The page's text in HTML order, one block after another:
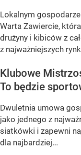
Lokalnym
Warta Zawiercie,
drużyny i kibiców z
z najważniejszych
Klubowe
To będzie
Dwuletnia umowa
jako jednego z
siatkówki i zapewni
dla najbardziej...